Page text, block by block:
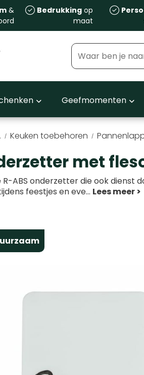
&
Bedrukkingop
maat
Geefmomenten
Keuken toebehoren
met
ABS onderzetter die ook dienst
feestjes en eve...